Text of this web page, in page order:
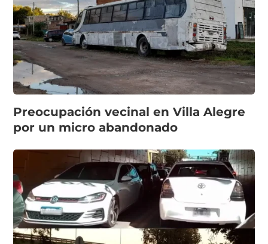
Preocupación vecinal en Villa Alegre
por un micro abandonado